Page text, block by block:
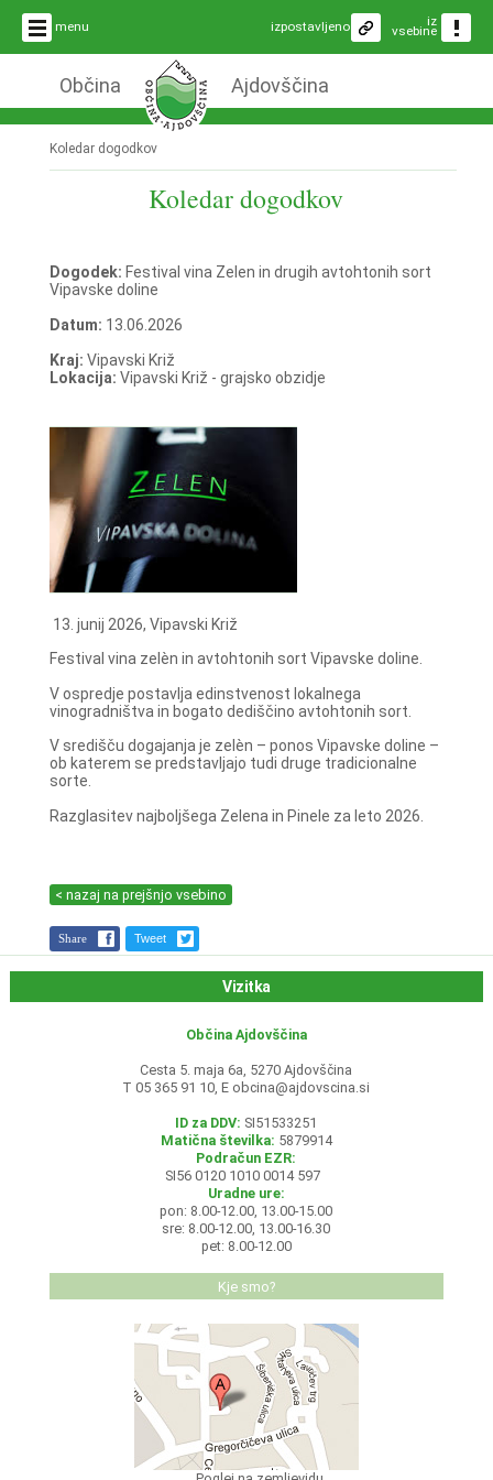
menu iz
vsebine
izpostavljeno
Občina Ajdovščina
Koledar dogodkov
Koledar dogodkov
Dogodek: Festival vina Zelen in drugih avtohtonih sort
Vipavske doline
Datum: 13.06.2026
Kraj: Vipavski Križ
Lokacija: Vipavski Križ - grajsko obzidje
13. junij 2026, Vipavski Križ
Festival vina zelèn in avtohtonih sort Vipavske doline.
V ospredje postavlja edinstvenost lokalnega
vinogradništva in bogato dediščino avtohtonih sort.
V središču dogajanja je zelèn – ponos Vipavske doline –
ob katerem se predstavljajo tudi druge tradicionalne
sorte.
Razglasitev najboljšega Zelena in Pinele za leto 2026.
< nazaj na prejšnjo vsebino
Share Tweet
Vizitka
Občina Ajdovščina
Cesta 5. maja 6a, 5270 Ajdovščina
T 05 365 91 10, E obcina@ajdovscina.si
ID za DDV: SI51533251
Matična številka: 5879914
Podračun EZR:
SI56 0120 1010 0014 597
Uradne ure:
pon: 8.00-12.00, 13.00-15.00
sre: 8.00-12.00, 13.00-16.30
pet: 8.00-12.00
Kje smo?